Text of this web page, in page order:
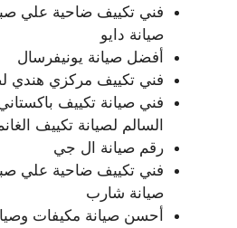
فني تكييف ضاحية علي
صيانة دايو
أفضل صيانة يونيفرسال
فني تكييف مركزي هندي
فني صيانة تكييف
السالم لصيانة تكييف
رقم صيانة ال جي
فني تكييف ضاحية علي
صيانة شارب
أحسن صيانة مكيفات